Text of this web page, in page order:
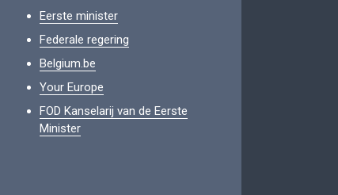
Eerste minister
Federale regering
Belgium.be
Your Europe
FOD Kanselarij van de Eerste
Minister